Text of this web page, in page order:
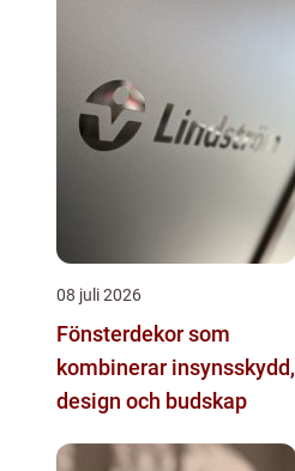
08 juli 2026
Fönsterdekor som
kombinerar insynsskydd,
design och budskap